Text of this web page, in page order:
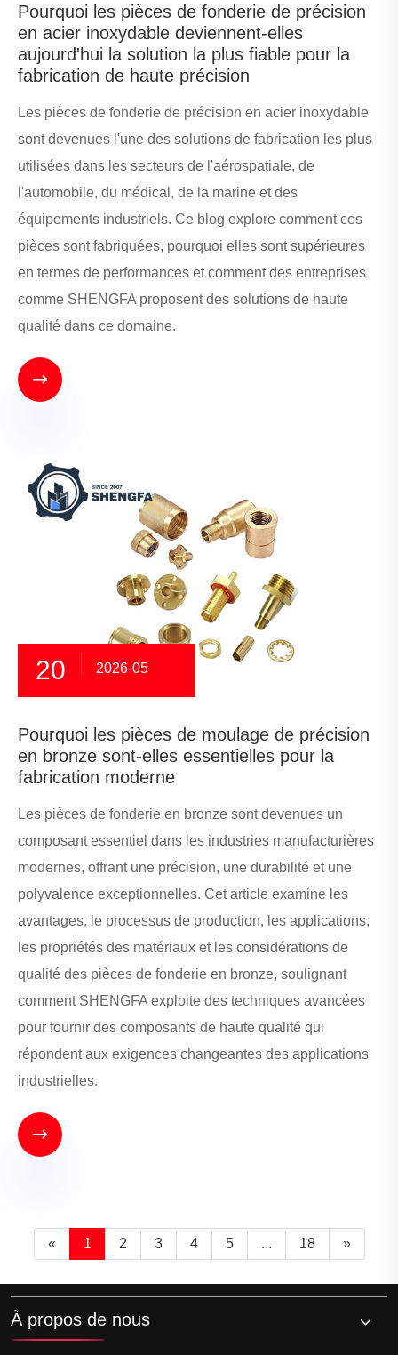
Pourquoi les pièces de fonderie de précision
en acier inoxydable deviennent-elles
aujourd'hui la solution la plus fiable pour la
fabrication de haute précision
Les pièces de fonderie de précision en acier inoxydable
sont devenues l'une des solutions de fabrication les plus
utilisées dans les secteurs de l'aérospatiale, de
l'automobile, du médical, de la marine et des
équipements industriels. Ce blog explore comment ces
pièces sont fabriquées, pourquoi elles sont supérieures
en termes de performances et comment des entreprises
comme SHENGFA proposent des solutions de haute
qualité dans ce domaine.

20 2026-05
Pourquoi les pièces de moulage de précision
en bronze sont-elles essentielles pour la
fabrication moderne
Les pièces de fonderie en bronze sont devenues un
composant essentiel dans les industries manufacturières
modernes, offrant une précision, une durabilité et une
polyvalence exceptionnelles. Cet article examine les
avantages, le processus de production, les applications,
les propriétés des matériaux et les considérations de
qualité des pièces de fonderie en bronze, soulignant
comment SHENGFA exploite des techniques avancées
pour fournir des composants de haute qualité qui
répondent aux exigences changeantes des applications
industrielles.

« 1 2 3 4 5 ... 18 »
À propos de nous